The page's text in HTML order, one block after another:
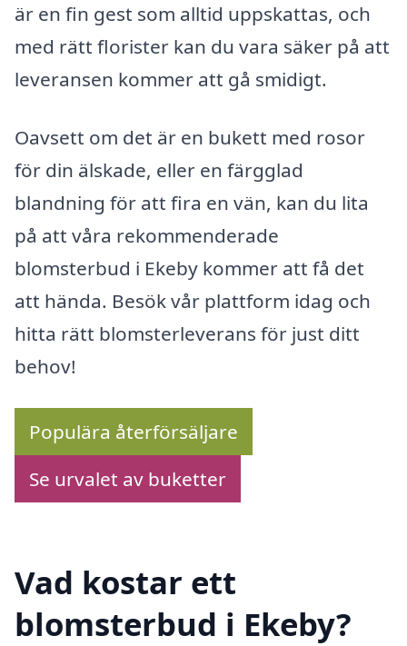
är en fin gest som alltid uppskattas, och
med rätt florister kan du vara säker på att
leveransen kommer att gå smidigt.
Oavsett om det är en bukett med rosor
för din älskade, eller en färgglad
blandning för att fira en vän, kan du lita
på att våra rekommenderade
blomsterbud i Ekeby kommer att få det
att hända. Besök vår plattform idag och
hitta rätt blomsterleverans för just ditt
behov!
Populära återförsäljare
Se urvalet av buketter
Vad kostar ett
blomsterbud i Ekeby?